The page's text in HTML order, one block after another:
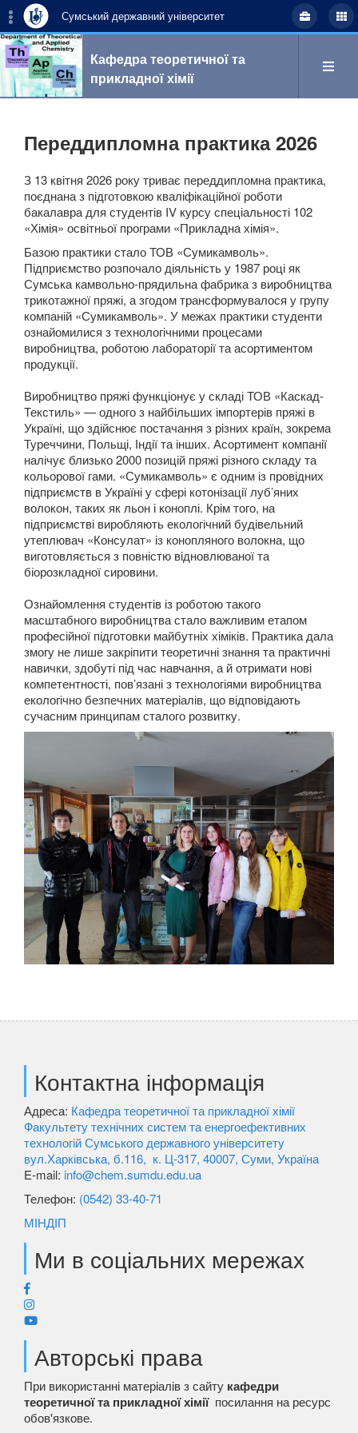
Сумський державний університет
Кафедра теоретичної та
прикладної хімії
укр eng
Про кафедру
Наукова робота
Навчання
Кар'єра
Переддипломна практика 2026
З 13 квітня 2026 року триває переддипломна практика,
поєднана з підготовкою кваліфікаційної роботи
бакалавра для студентів IV курсу спеціальності 102
«Хімія» освітньої програми «Прикладна хімія».
Базою практики стало ТОВ «Сумикамволь».
Підприємство розпочало діяльність у 1987 році як
Сумська камвольно-прядильна фабрика з виробництва
трикотажної пряжі, а згодом трансформувалося у групу
компаній «Сумикамволь». У межах практики студенти
ознайомилися з технологічними процесами
виробництва, роботою лабораторії та асортиментом
продукції.
Виробництво пряжі функціонує у складі ТОВ «Каскад-
Текстиль» — одного з найбільших імпортерів пряжі в
Україні, що здійснює постачання з різних країн, зокрема
Туреччини, Польщі, Індії та інших. Асортимент компанії
налічує близько 2000 позицій пряжі різного складу та
кольорової гами. «Сумикамволь» є одним із провідних
підприємств в Україні у сфері котонізації луб’яних
волокон, таких як льон і коноплі. Крім того, на
підприємстві виробляють екологічний будівельний
утеплювач «Консулат» із конопляного волокна, що
виготовляється з повністю відновлюваної та
біорозкладної сировини.
Ознайомлення студентів із роботою такого
масштабного виробництва стало важливим етапом
професійної підготовки майбутніх хіміків. Практика дала
змогу не лише закріпити теоретичні знання та практичні
навички, здобуті під час навчання, а й отримати нові
компетентності, пов’язані з технологіями виробництва
екологічно безпечних матеріалів, що відповідають
сучасним принципам сталого розвитку.
Контактна інформація
Адреса: Кафедра теоретичної та прикладної хімії
Факультету технічних систем та енергоефективних
технологій Сумського державного університету
вул.Харківська, б.116, к. Ц-317, 40007, Суми, Україна
E-mail: info@chem.sumdu.edu.ua
Телефон: (0542) 33-40-71
МІНДІП
Ми в соціальних мережах
Авторські права
При використанні матеріалів з сайту кафедри
теоретичної та прикладної хімії посилання на ресурс
обов'язкове.